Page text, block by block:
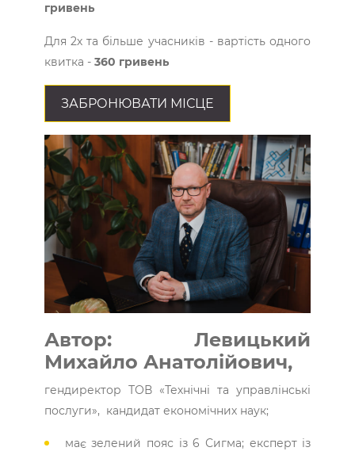
гривень
Для 2х та більше учасників - вартість одного
квитка - 360 гривень
ЗАБРОНЮВАТИ МІСЦЕ
Автор: Левицький
Михайло Анатолійович,
гендиректор ТОВ «Технічні та управлінські
послуги», кандидат економічних наук;
має зелений пояс із 6 Сигма; експерт із